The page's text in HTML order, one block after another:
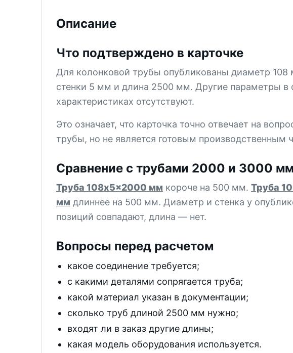
Все позиции раздела
Описание
Что подтверждено в карточке
Для колонковой трубы опубликованы диаметр
стенки 5 мм и длина 2500 мм. Другие параметры в
характеристиках отсутствуют.
Это означает, что карточка точно отвечает на
трубы, но не является готовым производственным
Сравнение с трубами 2000 и 3000 мм
Труба 108x5x2000 мм короче на 500 мм. Труба
мм длиннее на 500 мм. Диаметр и стенка у
позиций совпадают, длина — нет.
Вопросы перед расчетом
какое соединение требуется;
с какими деталями сопрягается труба;
какой материал указан в документации;
сколько труб длиной 2500 мм нужно;
входят ли в заказ другие длины;
какая модель оборудования используется.